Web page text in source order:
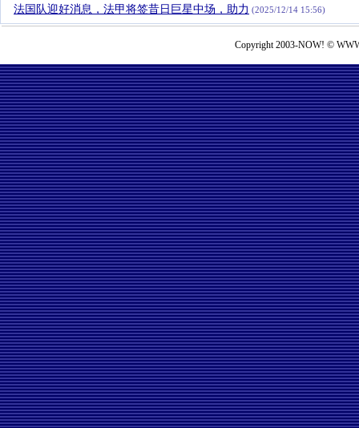
法国队迎好消息，法甲将签昔日巨星中场，助力 (2025/12/14 15:56)
Copyright 2003-NOW! ©